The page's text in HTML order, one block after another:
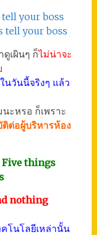
your boss
tell your boss
ดูเผินๆ ก็ไม่น่าจะ
นวันนี้จริงๆ แล้ว
ะหรอ ก็เพราะ
ต่อผู้บริหารห้อง
Five things
nothing
คโนโลยีเหล่านั้น